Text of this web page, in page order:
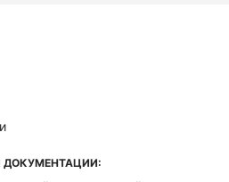
ДОКУМЕНТАЦИИ: